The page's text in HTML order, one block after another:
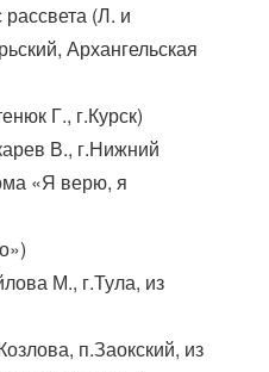
рассвета (Л. и
Архангельская
Г., г.Курск)
В., г.Нижний
«Я верю, я
М., г.Тула, из
п.Заокский, из